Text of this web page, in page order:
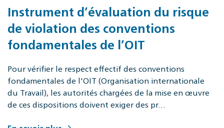
Instrument d’évaluation du risque
de violation des conventions
fondamentales de l’OIT
Pour vérifier le respect effectif des conventions
fondamentales de l'OIT (Organisation internationale
du Travail), les autorités chargées de la mise en œuvre
de ces dispositions doivent exiger des pr…